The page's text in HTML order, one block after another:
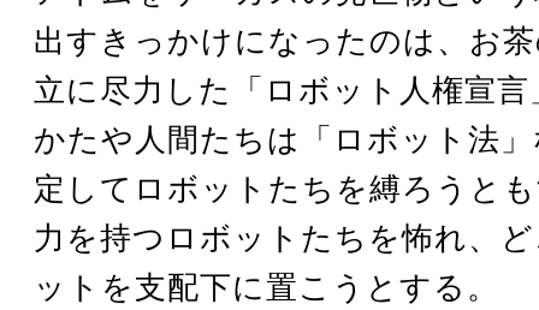
出すきっかけになったのは、お
立に尽力した「ロボット人権宣
かたや人間たちは「ロボット法
定してロボットたちを縛ろうと
力を持つロボットたちを怖れ、
ットを支配下に置こうとする。